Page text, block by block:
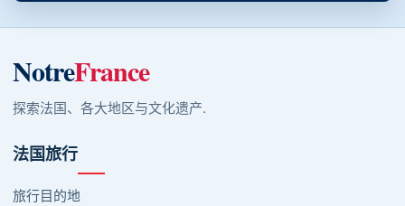
NotreFrance
探索法国、各大地区与文化遗产.
法国旅行
旅行目的地